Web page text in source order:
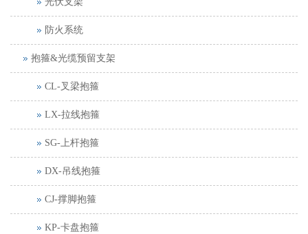
防火系统
抱箍&光缆预留支架
CL-叉梁抱箍
LX-拉线抱箍
SG-上杆抱箍
DX-吊线抱箍
CJ-撑脚抱箍
KP-卡盘抱箍